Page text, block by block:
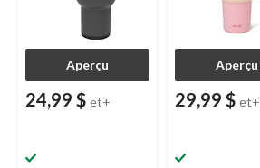
Aperçu
24,99 $ et+
Aperçu
29,99 $ et+